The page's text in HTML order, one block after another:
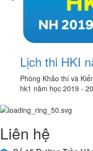
Lịch thi HKI
Phòng Khảo thí và
hk1 năm học 2019 -
Liên hệ